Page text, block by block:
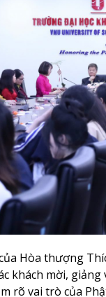
Hòa thượng
khách mời,
rõ vai trò của